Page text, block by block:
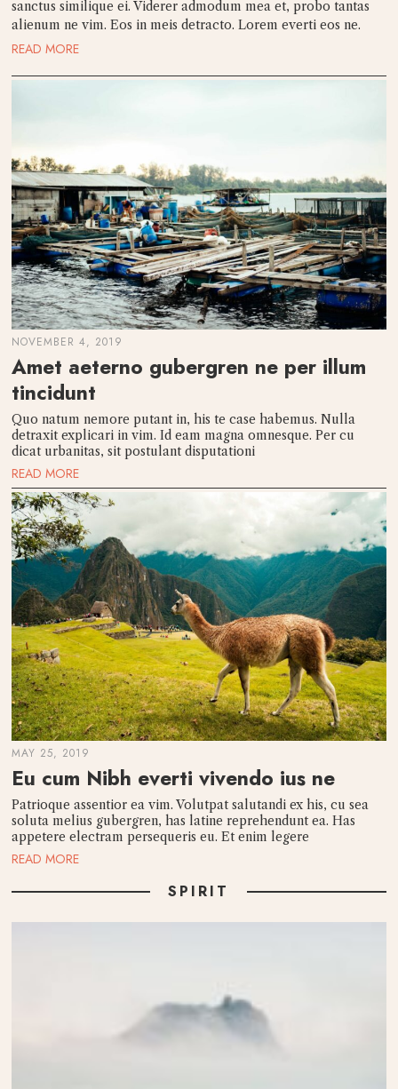
sanctus similique ei. Viderer admodum mea et, probo tantas
alienum ne vim. Eos in meis detracto. Lorem everti eos ne.
READ MORE
NOVEMBER 4, 2019
Amet aeterno gubergren ne per illum
tincidunt
Quo natum nemore putant in, his te case habemus. Nulla
detraxit explicari in vim. Id eam magna omnesque. Per cu
dicat urbanitas, sit postulant disputationi
READ MORE
MAY 25, 2019
Eu cum Nibh everti vivendo ius ne
Patrioque assentior ea vim. Volutpat salutandi ex his, cu sea
soluta melius gubergren, has latine reprehendunt ea. Has
appetere electram persequeris eu. Et enim legere
READ MORE
SPIRIT